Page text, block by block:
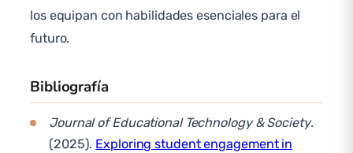
los equipan con habilidades esenciales para el
futuro.
Bibliografía
Journal of Educational Technology & Society.
(2025). Exploring student engagement in